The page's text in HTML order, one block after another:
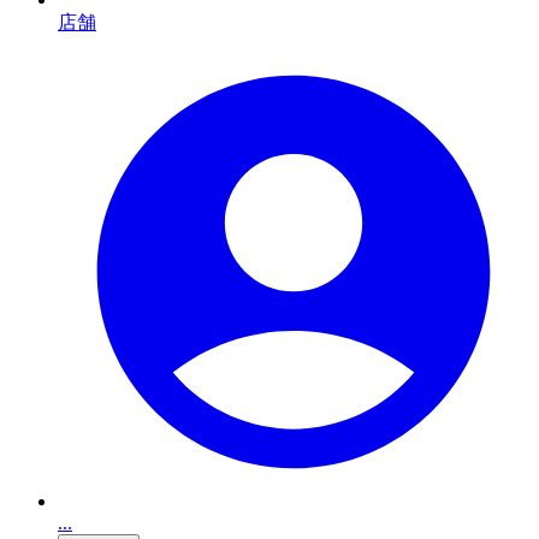
店舗
...